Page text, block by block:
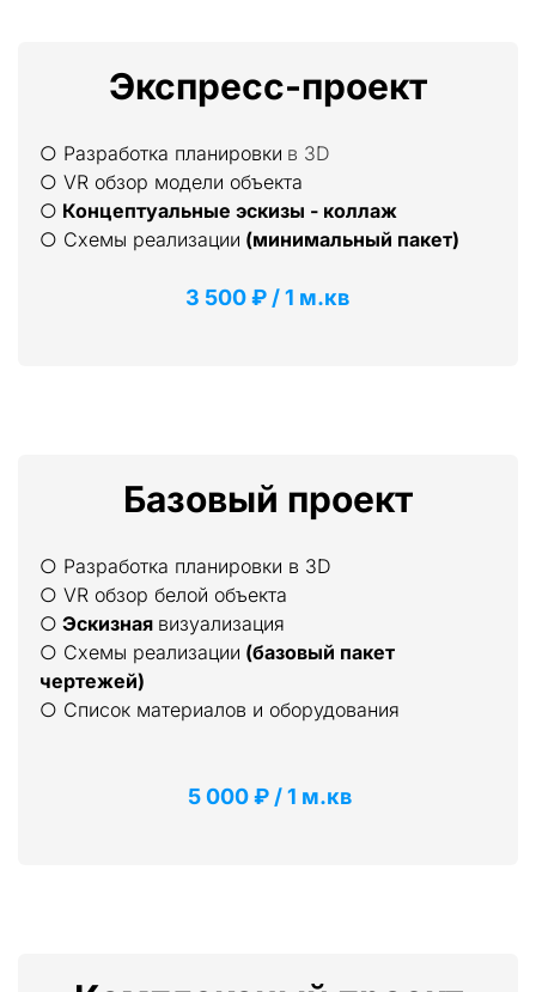
Экспресс-проект
○ Разработка планировки в 3D
○ VR обзор модели объекта
○ Концептуальные эскизы - коллаж
○ Схемы реализации (минимальный пакет)
3 500 ₽ / 1 м.кв
Базовый проект
○ Разработка планировки в 3D
○ VR обзор белой объекта
○ Эскизная визуализация
○ Схемы реализации (базовый пакет
чертежей)
○ Список материалов и оборудования
5 000 ₽ / 1 м.кв